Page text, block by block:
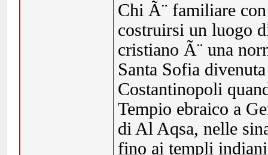
Chi Ã¨ familiare
costruirsi un luogo
cristiano Ã¨ una
Santa Sofia
Costantinopoli
Tempio ebraico a
di Al Aqsa, nelle
fino ai templi